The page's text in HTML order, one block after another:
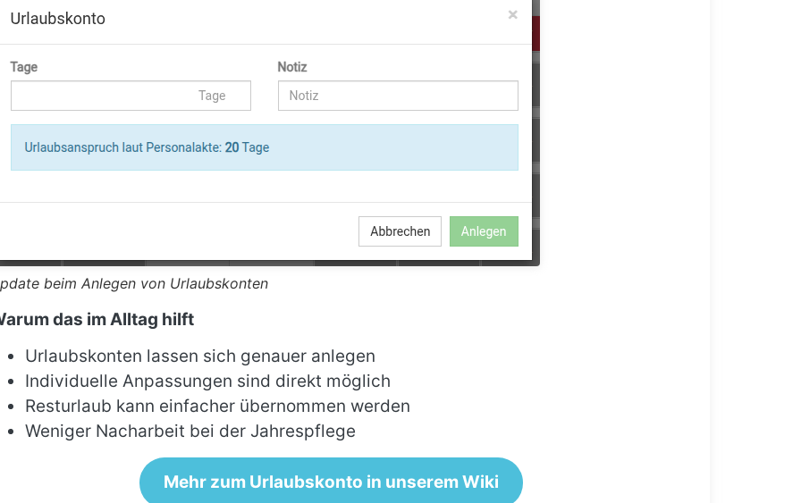
beim Anlegen von Urlaubskonten
das im Alltag hilft
Urlaubskonten lassen sich genauer anlegen
Individuelle Anpassungen sind direkt möglich
Resturlaub kann einfacher übernommen werden
Weniger Nacharbeit bei der Jahrespflege
Mehr zum Urlaubskonto in unserem Wiki